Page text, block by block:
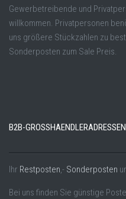
Gewerbetreibende und
willkommen. Privatpersonen
uns größere Stückzahlen zu
Sonderposten zum Sale Preis.
B2B-
Ihr Restposten,- Sonderposten
Bei uns finden Sie günstige